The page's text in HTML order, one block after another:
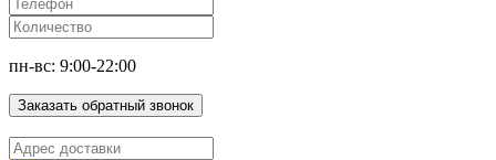
пн-вс: 9:00-22:00
Заказать обратный звонок